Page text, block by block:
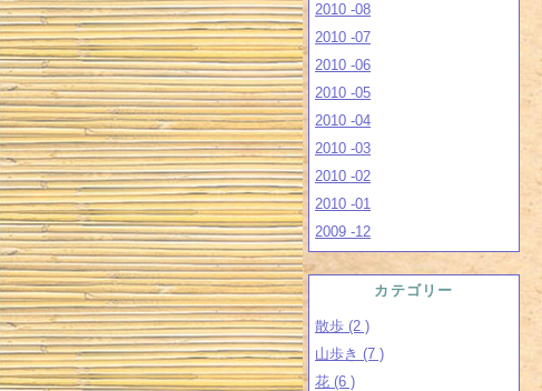
2010 -08
2010 -07
2010 -06
2010 -05
2010 -04
2010 -03
2010 -02
2010 -01
2009 -12
カテゴリー
散歩 (2 )
山歩き (7 )
花 (6 )